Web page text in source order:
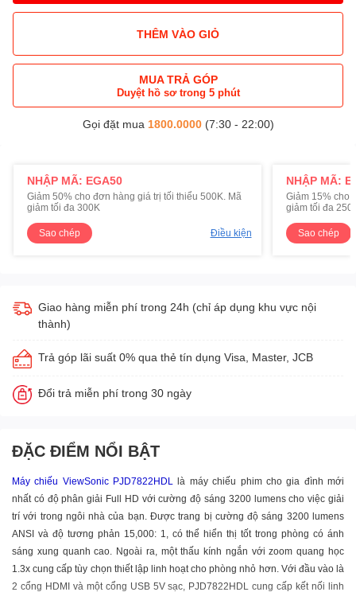
THÊM VÀO GIỎ
MUA TRẢ GÓP
Duyệt hồ sơ trong 5 phút
Gọi đặt mua 1800.0000(7:30 - 22:00)
NHẬP MÃ: EGA50
Giảm 50% cho đơn hàng giá trị tối thiểu 500K. Mã
giảm tối đa 300K
Sao chép Điều kiện
NHẬP MÃ:
Giảm 15% cho
giảm tối đa
Sao chép
Giao hàng miễn phí trong 24h (chỉ áp dụng khu vực nội
thành)
Trả góp lãi suất 0% qua thẻ tín dụng Visa, Master, JCB
Đổi trả miễn phí trong 30 ngày
ĐẶC ĐIỂM NỔI BẬT
Máy chiếu ViewSonic PJD7822HDL là máy chiếu phim cho gia đình mới
nhất có độ phân giải Full HD với cường độ sáng 3200 lumens cho việc giải
trí với trong ngôi nhà của bạn. Được trang bị cường độ sáng 3200 lumens
ANSI và độ tương phản 15,000: 1, có thể hiển thị tốt trong phòng có ánh
sáng xung quanh cao. Ngoài ra, một thấu kính ngắn với zoom quang học
1.3x cung cấp tùy chọn thiết lập linh hoạt cho phòng nhỏ hơn. Với đầu vào là
2 cổng HDMI và một cổng USB 5V sạc, PJD7822HDL cung cấp kết nối linh